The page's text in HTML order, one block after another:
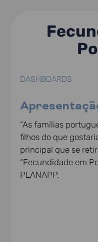
DASHBOARDS
“As famílias
filhos do que
principal que se
“Fecundidade em
PLANAPP.